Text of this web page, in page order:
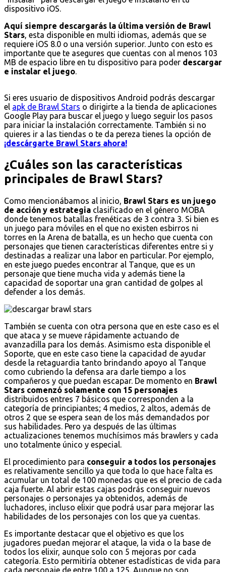
dispositivo iOS.
Aquí siempre descargarás la última versión de Brawl
Stars, esta disponible en multi idiomas, además que se
requiere iOS 8.0 o una versión superior. Junto con esto es
importante que te asegures que cuentas con al menos 103
MB de espacio libre en tu dispositivo para poder descargar
e instalar el juego.
Si eres usuario de dispositivos Android podrás descargar
el apk de Brawl Stars o dirigirte a la tienda de aplicaciones
Google Play para buscar el juego y luego seguir los pasos
para iniciar la instalación correctamente. También si no
quieres ir a las tiendas o te da pereza tienes la opción de
¡descárgarte Brawl Stars ahora!
¿Cuáles son las características
principales de Brawl Stars?
Como mencionábamos al inicio, Brawl Stars es un juego
de acción y estrategia clasificado en el género MOBA
donde tenemos batallas frenéticas de 3 contra 3. Si bien es
un juego para móviles en el que no existen esbirros ni
torres en la Arena de batalla, es un hecho que cuenta con
personajes que tienen características diferentes entre si y
destinadas a realizar una labor en particular. Por ejemplo,
en este juego puedes encontrar al Tanque, que es un
personaje que tiene mucha vida y además tiene la
capacidad de soportar una gran cantidad de golpes al
defender a los demás.
También se cuenta con otra persona que en este caso es el
que ataca y se mueve rápidamente actuando de
avanzadilla para los demás. Asimismo esta disponible el
Soporte, que en este caso tiene la capacidad de ayudar
desde la retaguardia tanto brindando apoyo al Tanque
como cubriendo la defensa ara darle tiempo a los
compañeros y que puedan escapar. De momento en Brawl
Stars comenzó solamente con 15 personajes
distribuidos entres 7 básicos que corresponden a la
categoría de principiantes; 4 medios, 2 altos, además de
otros 2 que se espera sean de los más demandados por
sus habilidades. Pero ya después de las últimas
actualizaciones tenemos muchísimos más brawlers y cada
uno totalmente único y especial.
El procedimiento para conseguir a todos los personajes
es relativamente sencillo ya que toda lo que hace falta es
acumular un total de 100 monedas que es el precio de cada
caja fuerte. Al abrir estas cajas podrás conseguir nuevos
personajes o personajes ya obtenidos, además de
luchadores, incluso elixir que podrá usar para mejorar las
habilidades de los personajes con los que ya cuentas.
Es importante destacar que el objetivo es que los
jugadores puedan mejorar el ataque, la vida o la base de
todos los elixir, aunque solo con 5 mejoras por cada
categoría. Esto permitiría obtener estadísticas de vida para
cada personaje de entre 100 a 125. Aunque no son